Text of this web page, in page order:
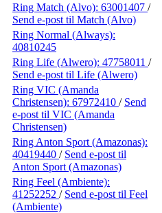
Ring Match (Alvo): 63001407 /
Send e-post til Match (Alvo)
Ring Normal (Always):
40810245
Ring Life (Alwero): 47758011 /
Send e-post til Life (Alwero)
Ring VIC (Amanda
Christensen): 67972410 / Send
e-post til VIC (Amanda
Christensen)
Ring Anton Sport (Amazonas):
40419440 / Send e-post til
Anton Sport (Amazonas)
Ring Feel (Ambiente):
41252252 / Send e-post til Feel
(Ambiente)